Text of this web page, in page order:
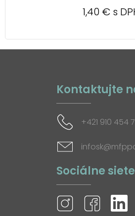
1,40 € s
Kontaktujte
+421 910 454
Sociálne siete